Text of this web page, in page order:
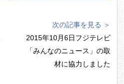
次の記事を見る ＞
2015年10月6日フジテレビ
「みんなのニュース」の取
材に協力しました